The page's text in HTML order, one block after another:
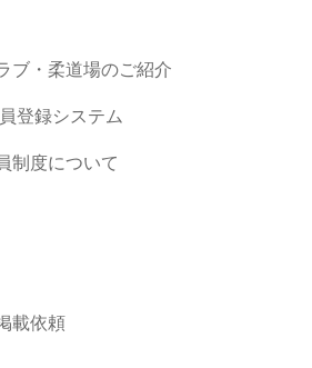
ブ・柔道場のご紹介
登録システム
制度について
載依頼